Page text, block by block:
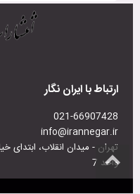
ارتباط با ایران نگار
021-66907428
info@irannegar.ir
واحد 7